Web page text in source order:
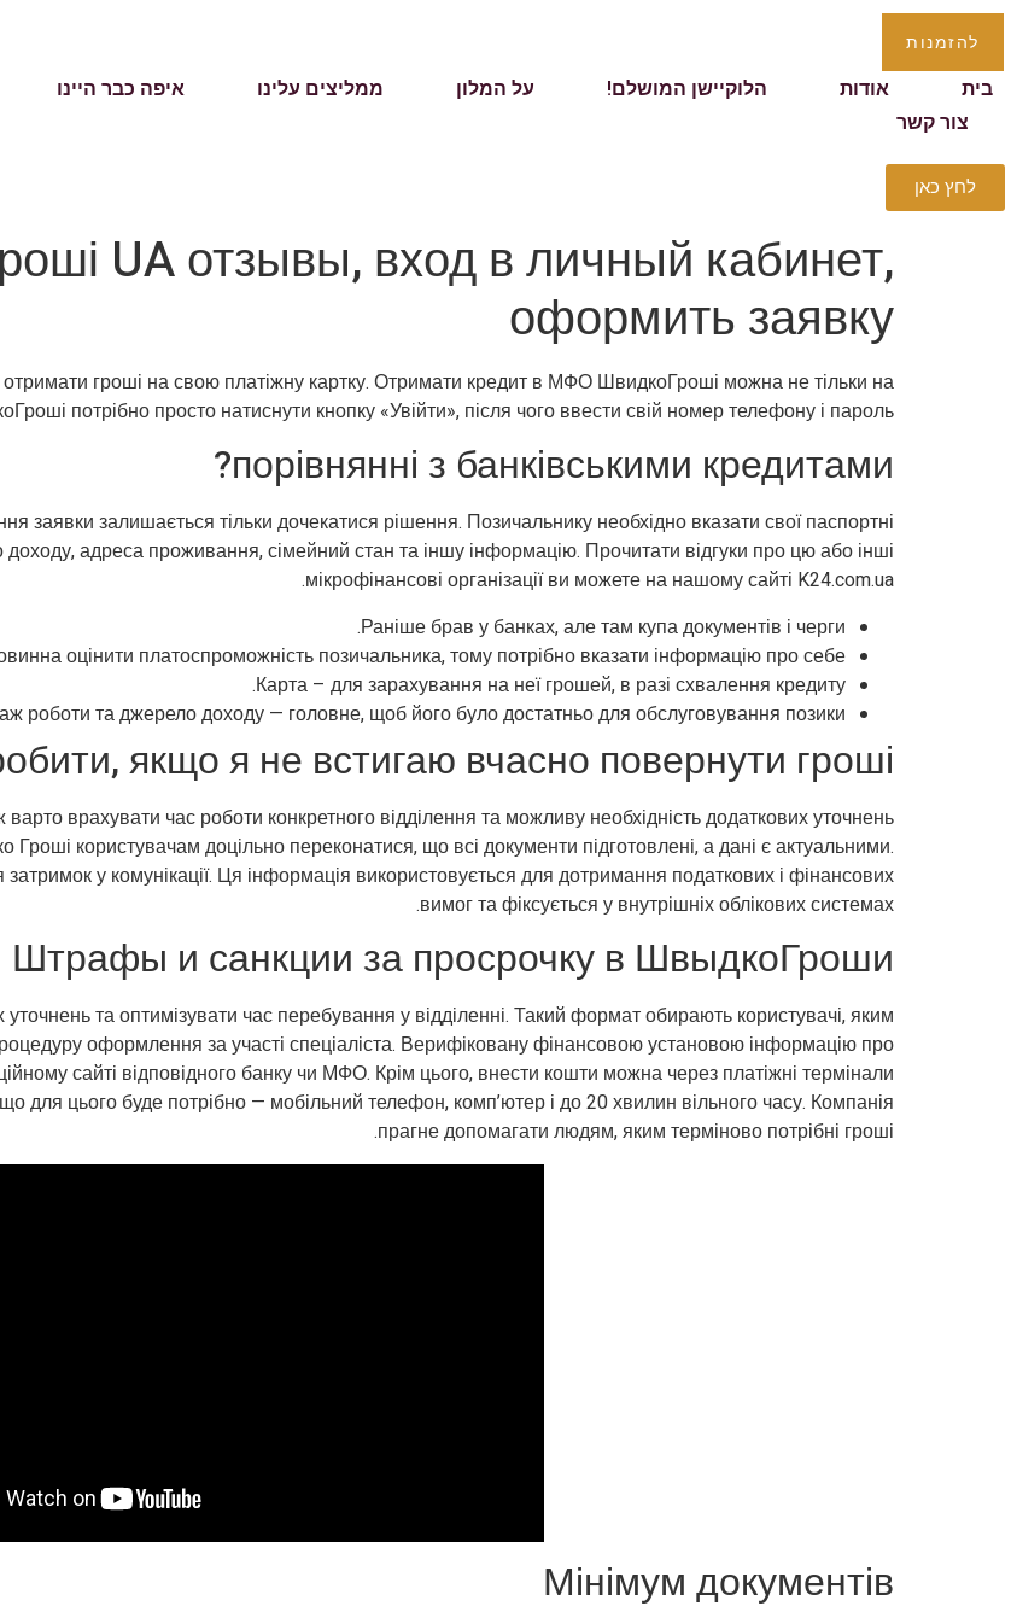
להזמנות
בית אודות הלוקיישן המושלם! על המלון ממליצים עלינו איפה כבר היינו
צור קשר
לחץ כאן
UA отзывы, вход в личный кабинет,
оформить заявку
гроші на свою платіжну картку. Отримати кредит в МФО ШвидкоГроші можна не тільки на
потрібно просто натиснути кнопку «Увійти», після чого ввести свій номер телефону і пароль.
порівнянні з банківськими кредитами?
заявки залишається тільки дочекатися рішення. Позичальнику необхідно вказати свої паспортні
доходу, адреса проживання, сімейний стан та іншу інформацію. Прочитати відгуки про цю або інші
мікрофінансові організації ви можете на нашому сайті K24.com.ua.
Раніше брав у банках, але там купа документів і черги.
оцінити платоспроможність позичальника, тому потрібно вказати інформацію про себе.
Карта – для зарахування на неї грошей, в разі схвалення кредиту.
роботи та джерело доходу — головне, щоб його було достатньо для обслуговування позики.
якщо я не встигаю вчасно повернути гроші?
врахувати час роботи конкретного відділення та можливу необхідність додаткових уточнень
користувачам доцільно переконатися, що всі документи підготовлені, а дані є актуальними.
у комунікації. Ця інформація використовується для дотримання податкових і фінансових
вимог та фіксується у внутрішніх облікових системах.
Штрафы и санкции за просрочку в ШвыдкоГроши
та оптимізувати час перебування у відділенні. Такий формат обирають користувачі, яким
оформлення за участі спеціаліста. Верифіковану фінансовою установою інформацію про
сайті відповідного банку чи МФО. Крім цього, внести кошти можна через платіжні термінали
для цього буде потрібно — мобільний телефон, комп’ютер і до 20 хвилин вільного часу. Компанія
прагне допомагати людям, яким терміново потрібні гроші.
Мінімум документів